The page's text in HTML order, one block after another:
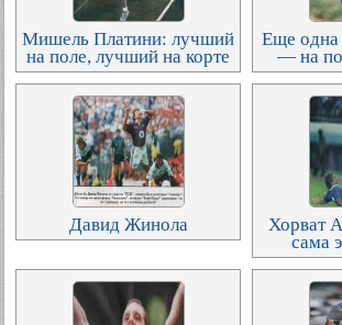
Мишель Платини: лучший
на поле, лучший на корте
Еще одна
— на
Давид Жинола
Хорват
сама